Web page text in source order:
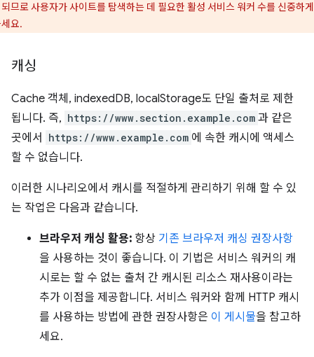
므로 사용자가 사이트를 탐색하는 데 필요한 활성 서비스 워커 수를 신중하
요.
캐싱
Cache 객체, indexedDB, localStorage도 단일 출처로 제한
됩니다. 즉, https://www.section.example.com 과 같은
곳에서
https://www.example.com 에 속한 캐시에 액세스
할 수 없습니다.
이러한 시나리오에서 캐시를 적절하게 관리하기 위해 할 수 있
는 작업은 다음과 같습니다.
브라우저 캐싱 활용: 항상 기존 브라우저 캐싱 권장사항
을 사용하는 것이 좋습니다. 이 기법은 서비스 워커의 캐
시로는 할 수 없는 출처 간 캐시된 리소스 재사용이라는
추가 이점을 제공합니다. 서비스 워커와 함께 HTTP 캐시
를 사용하는 방법에 관한 권장사항은 이 게시물을 참고하
세요.